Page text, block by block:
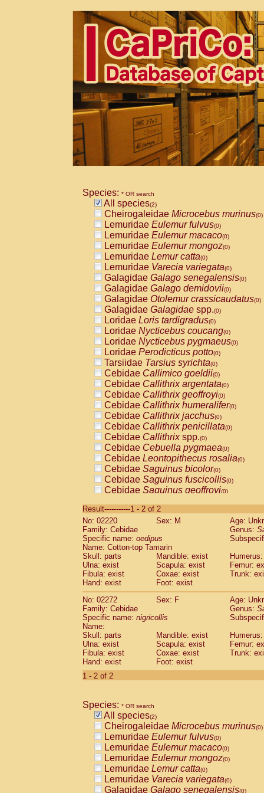
Species: * OR search
All species(2)
Cheirogaleidae Microcebus murinus(0)
Lemuridae Eulemur fulvus(0)
Lemuridae Eulemur macaco(0)
Lemuridae Eulemur mongoz(0)
Lemuridae Lemur catta(0)
Lemuridae Varecia variegata(0)
Galagidae Galago senegalensis(0)
Galagidae Galago demidovii(0)
Galagidae Otolemur crassicaudatus(0)
Galagidae Galagidae spp.(0)
Loridae Loris tardigradus(0)
Loridae Nycticebus coucang(0)
Loridae Nycticebus pygmaeus(0)
Loridae Perodicticus potto(0)
Tarsiidae Tarsius syrichta(0)
Cebidae Callimico goeldii(0)
Cebidae Callithrix argentata(0)
Cebidae Callithrix geoffroyi(0)
Cebidae Callithrix humeralifer(0)
Cebidae Callithrix jacchus(0)
Cebidae Callithrix penicillata(0)
Cebidae Callithrixspp.(0)
Cebidae Cebuella pygmaea(0)
Cebidae Leontopithecus rosalia(0)
Cebidae Saguinus bicolor(0)
Cebidae Saguinus fuscicollis(0)
Cebidae Saguinus geoffroyi(0)
CebidaeSaguinus labiatus(0)
Cebidae Saguinus leucopus (0)
Cebidae
CebidaeSaguinus mystax
Cebidae Saguinus nigricollis (1)
Cebidae Saguinus oedipus
Cebidae Saguinus weddelli
Cebidae Saguinusspp.
Cebidae Aotus trivirgatus
Cebidae
CebidaeCebus apella
Cebidae
Cebidae Cebus nigrivittatus
Cebidae Cebusspp.(0)
Cebidae Saimiri boliviensis
CebidaeSaimiri sciureus(0)
AtelidaeAlouatta caraya(0)
Atelidae Alouatta seniculus
AtelidaeAlouatta
AtelidaeAteles belzebuth(0)
AtelidaeAteles geoffroyi(0)
AtelidaeAteles paniscus(0)
AtelidaeAtelesspp. (0)
AtelidaeLagothrix lagothricha
AtelidaeLagothrix lagothricha cana
PitheciidaeCacajao calvus
Result-----------1 - 2 of 2
No: 02220
Sex: M
Age:
Family: Cebidae
Genus:
Specific name: oedipus
Name: Cotton-top Tamarin
Skull: parts
Mandible: exist
Ulna: exist
Scapula: exist
Femur:
Fibula: exist
Coxae: exist
Trunk:
Hand: exist
Foot: exist
No: 02272
Sex: F
Age:
Family: Cebidae
Genus:
Specific name: nigricollis
Name:
Skull: parts
Mandible: exist
Ulna: exist
Scapula: exist
Femur:
Fibula: exist
Coxae: exist
Trunk:
Hand: exist
Foot: exist
1 - 2 of 2
Species: * OR search
All species(2)
Cheirogaleidae Microcebus murinus(0)
Lemuridae Eulemur fulvus(0)
Lemuridae Eulemur macaco(0)
Lemuridae Eulemur mongoz(0)
Lemuridae Lemur catta(0)
Lemuridae Varecia variegata(0)
Galagidae Galago senegalensis(0)